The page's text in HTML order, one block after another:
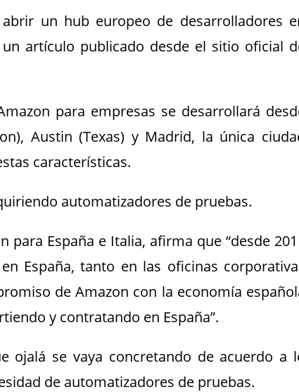
un hub europeo de desarrolladores
artículo publicado desde el sitio oficial
para empresas se desarrollará
Austin (Texas) y Madrid, la única
características.
automatizadores de pruebas.
España e Italia, afirma que “desde
España, tanto en las oficinas
de Amazon con la economía
y contratando en España”.
ojalá se vaya concretando de acuerdo a
de automatizadores de pruebas.